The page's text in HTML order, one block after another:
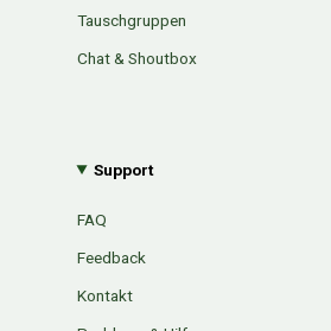
Tauschgruppen
Chat & Shoutbox
Support
FAQ
Feedback
Kontakt